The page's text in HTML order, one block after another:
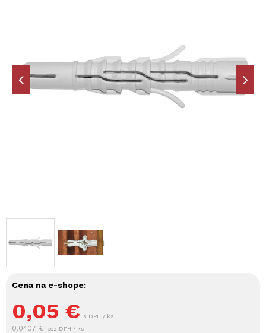
Cena na e-shope:
0,05 € s DPH / ks
0,0407 € bez DPH / ks